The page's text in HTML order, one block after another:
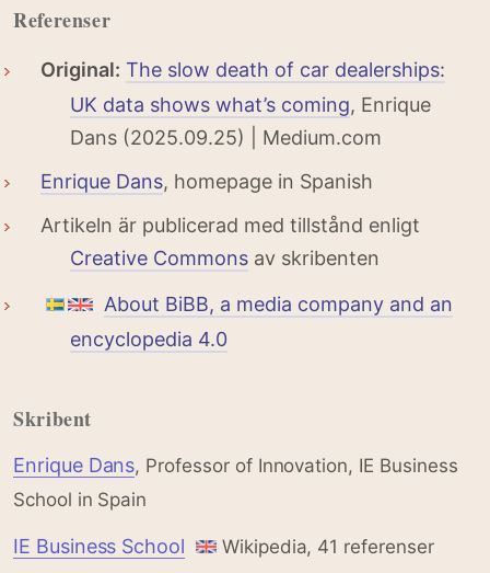
Referenser
Original: The slow death of car dealerships:
UK data shows what’s coming, Enrique
Dans (2025.09.25) | Medium.com
Enrique Dans, homepage in Spanish
Artikeln är publicerad med tillstånd enligt
Creative Commons av skribenten
About BiBB, a media company and an
encyclopedia 4.0
Skribent
Enrique Dans, Professor of Innovation, IE Business
School in Spain
IE Business School Wikipedia, 41 referenser